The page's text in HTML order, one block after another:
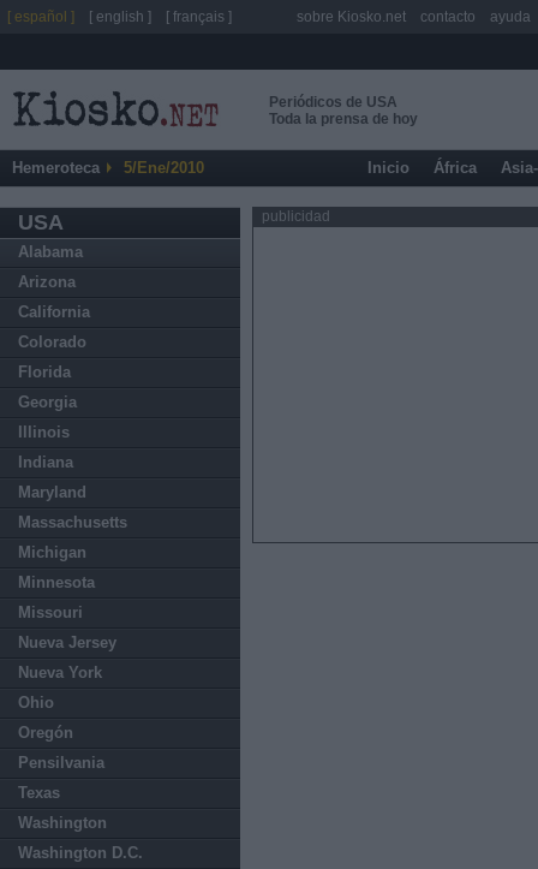
Periódicos de USA
Toda la prensa de hoy
Hemeroteca 5/Ene/2010 Inicio África
USA
Alabama
Arizona
California
Colorado
Florida
Georgia
Illinois
Indiana
Maryland
Massachusetts
Michigan
Minnesota
Missouri
Nueva Jersey
Nueva York
Ohio
Oregón
Pensilvania
Texas
Washington
Washington D.C.
publicidad
[ español ] [ english ] [ français ] sobre Kiosko.net contacto ayuda